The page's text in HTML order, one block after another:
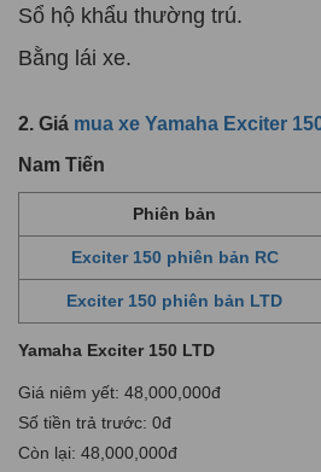
Sổ hộ khẩu thường trú.
Bằng lái xe.
2. Giá mua xe Yamaha Exciter
Nam Tiến
Phiên bản
Exciter 150 phiên bản RC
Exciter 150 phiên bản LTD
Yamaha Exciter 150 LTD
Giá niêm yết: 48,000,000đ
Số tiền trả trước: 0đ
Còn lại: 48,000,000đ